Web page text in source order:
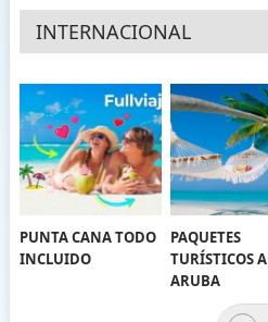
INTERNACIONAL
PUNTA CANA TODO
INCLUIDO
PAQUETES
TURÍSTICOS A
ARUBA